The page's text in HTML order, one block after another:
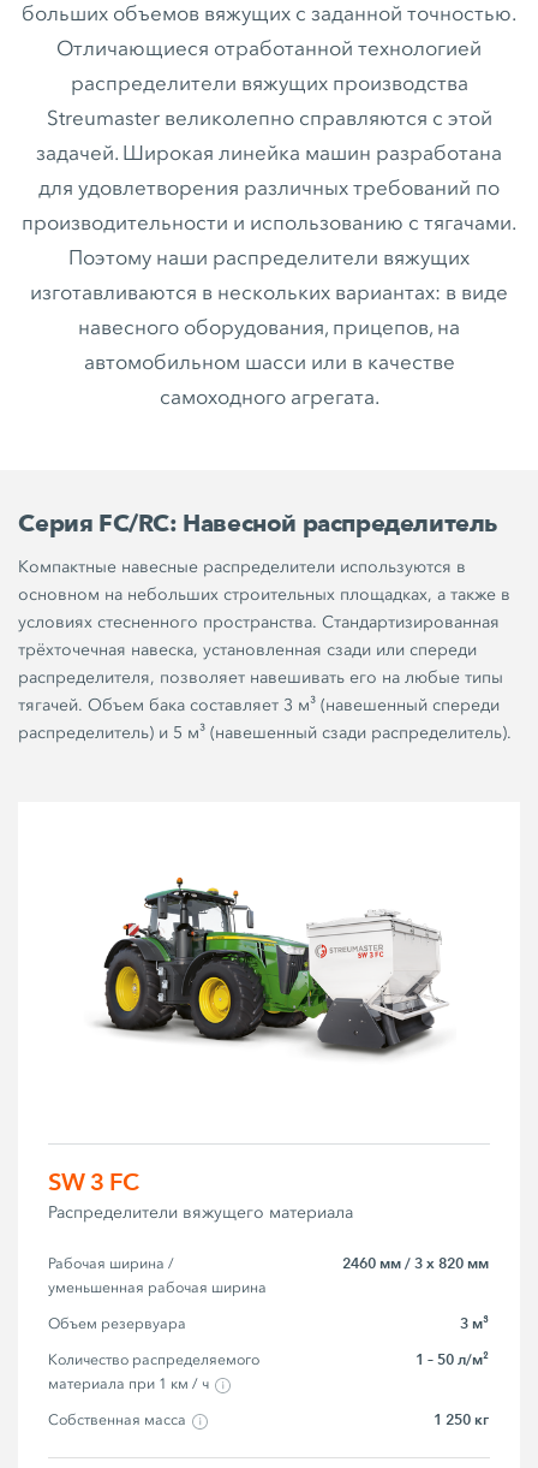
больших объемов вяжущих с заданной точностью.
Отличающиеся отработанной технологией
распределители вяжущих производства
Streumaster великолепно справляются с этой
задачей. Широкая линейка машин разработана
для удовлетворения различных требований по
производительности и использованию с тягачами.
Поэтому наши распределители вяжущих
изготавливаются в нескольких вариантах: в виде
навесного оборудования, прицепов, на
автомобильном шасси или в качестве
самоходного агрегата.
Серия FC/RC: Навесной распределитель
Компактные навесные распределители используются в
основном на небольших строительных площадках, а также в
условиях стесненного пространства. Стандартизированная
трёхточечная навеска, установленная сзади или спереди
распределителя, позволяет навешивать его на любые типы
тягачей. Объем бака составляет 3 м³ (навешенный спереди
распределитель) и 5 м³ (навешенный сзади распределитель).
SW 3 FC
Распределители вяжущего материала
Рабочая ширина /
уменьшенная рабочая ширина
2460 мм / 3 x 820 мм
Объем резервуара 3 м³
Количество распределяемого
материала при 1 км / ч
1 – 50 л/м²
Собственная масса 1 250 кг